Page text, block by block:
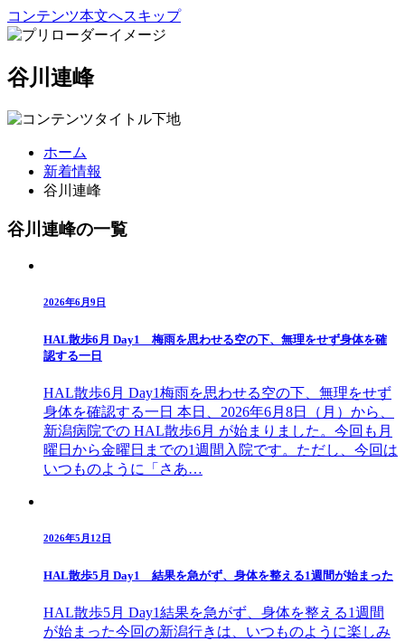
コンテンツ本文へスキップ
谷川連峰
ホーム
新着情報
谷川連峰
谷川連峰の一覧
2026年6月9日
HAL散歩6月 Day1 梅雨を思わせる空の下、無理をせず身体を確
認する一日
HAL散歩6月 Day1梅雨を思わせる空の下、無理をせず
身体を確認する一日 本日、2026年6月8日（月）から、
新潟病院での HAL散歩6月 が始まりました。今回も月
曜日から金曜日までの1週間入院です。ただし、今回は
いつものように「さあ…
2026年5月12日
HAL散歩5月 Day1 結果を急がず、身体を整える1週間が始まった
HAL散歩5月 Day1結果を急がず、身体を整える1週間
が始まった今回の新潟行きは、いつものように楽しみ